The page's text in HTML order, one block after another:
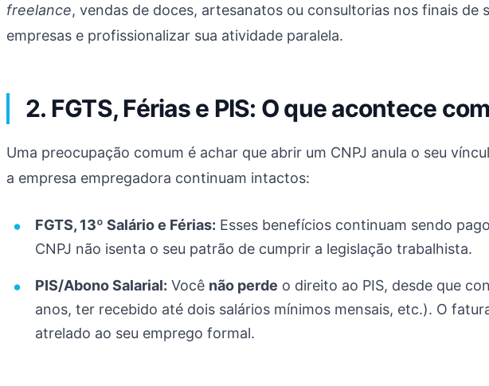
freelance, vendas de doces, artesanatos ou consultorias nos finais
empresas e profissionalizar sua atividade paralela.
2. FGTS, Férias e PIS: O que acontece
Uma preocupação comum é achar que abrir um CNPJ anula o seu
a empresa empregadora continuam intactos:
FGTS, 13º Salário e Férias: Esses benefícios continuam sendo
CNPJ não isenta o seu patrão de cumprir a legislação trabalhista.
PIS/Abono Salarial: Você não perde o direito ao PIS, desde que
anos, ter recebido até dois salários mínimos mensais, etc.). O
atrelado ao seu emprego formal.